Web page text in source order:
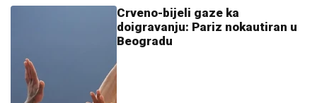
Crveno-bijeli gaze ka
doigravanju: Pariz nokautiran u
Beogradu